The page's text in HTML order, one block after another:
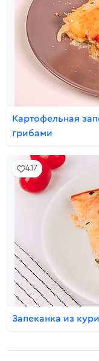
Картофельная
грибами
417
Запеканка из